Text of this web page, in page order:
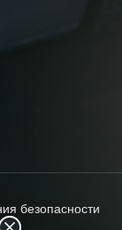
безопасности